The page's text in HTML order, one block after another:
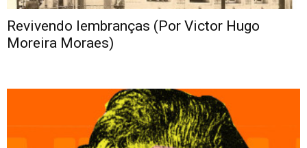
Revivendo lembranças (Por Victor Hugo
Moreira Moraes)